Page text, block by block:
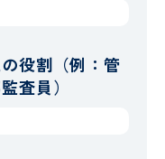
役割（例：管
査員）